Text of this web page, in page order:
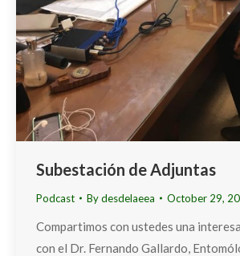
Subestación de Adjuntas
Podcast Bydesdelaeea October 29,
Compartimos con ustedes una
con el Dr. Fernando Gallardo,